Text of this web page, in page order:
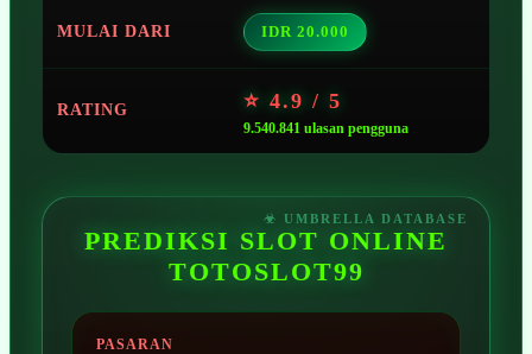
MULAI DARI IDR 20.000
RATING ⭐ 4.9 / 5
9.540.841 ulasan pengguna
PREDIKSI SLOT ONLINE
TOTOSLOT99
PASARAN